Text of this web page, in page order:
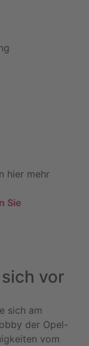
hier mehr
Sie
vor
sich am
der Opel-
vom